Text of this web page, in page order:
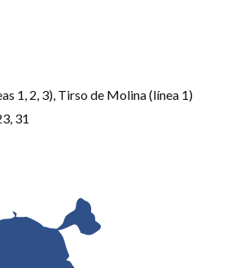
1, 2, 3), Tirso de Molina (línea 1)
31